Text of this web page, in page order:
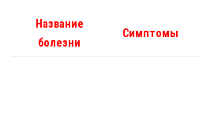
Название
болезни
Симптомы